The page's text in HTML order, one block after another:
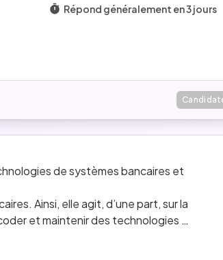
Répond généralement en 3 jours
de systèmes bancaires et
Ainsi, elle agit, d’une part, sur la
et maintenir des technologies
sécuriser des données de masse en lien